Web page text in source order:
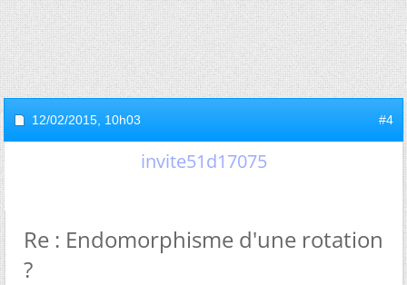
12/02/2015, 10h03 #4
invite51d17075
Re : Endomorphisme d'une rotation
?